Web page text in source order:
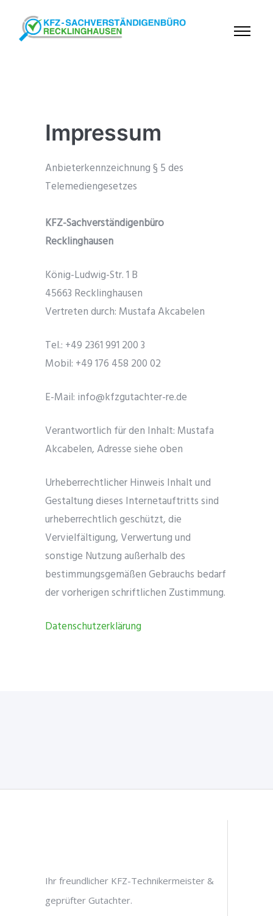
Impressum
Anbieterkennzeichnung § 5 des
Telemediengesetzes
KFZ-Sachverständigenbüro
Recklinghausen
König-Ludwig-Str. 1 B
45663 Recklinghausen
Vertreten durch: Mustafa Akcabelen
Tel.: +49 2361 991 200 3
Mobil: +49 176 458 200 02
E-Mail: info@kfzgutachter-re.de
Verantwortlich für den Inhalt: Mustafa
Akcabelen, Adresse siehe oben
Urheberrechtlicher Hinweis Inhalt und
Gestaltung dieses Internetauftritts sind
urheberrechtlich geschützt, die
Vervielfältigung, Verwertung und
sonstige Nutzung außerhalb des
bestimmungsgemäßen Gebrauchs bedarf
der vorherigen schriftlichen Zustimmung.
Datenschutzerklärung
Ihr freundlicher KFZ-Technikermeister &
geprüfter Gutachter.